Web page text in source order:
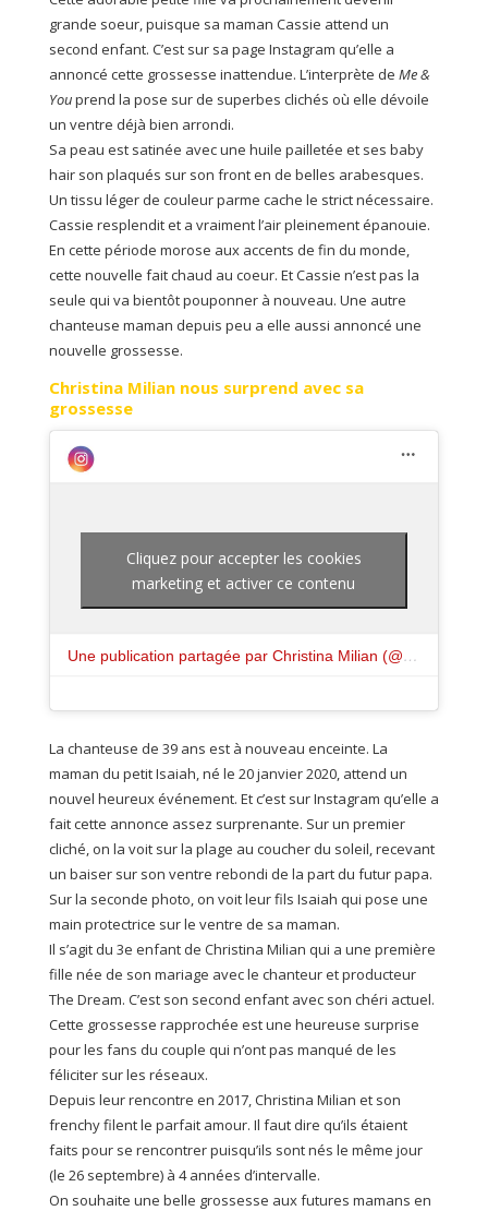
grande soeur, puisque sa maman Cassie attend un
second enfant. C’est sur sa page Instagram qu’elle a
annoncé cette grossesse inattendue. L’interprète de Me &
Youprend la pose sur de superbes clichés où elle dévoile
un ventre déjà bien arrondi.
Sa peau est satinée avec une huile pailletée et ses baby
hair son plaqués sur son front en de belles arabesques.
Un tissu léger de couleur parme cache le strict nécessaire.
Cassie resplendit et a vraiment l’air pleinement épanouie.
En cette période morose aux accents de fin du monde,
cette nouvelle fait chaud au coeur. Et Cassie n’est pas la
seule qui va bientôt pouponner à nouveau. Une autre
chanteuse maman depuis peu a elle aussi annoncé une
nouvelle grossesse.
Christina Milian nous surprend avec sa
grossesse
Une publication partagée par Christina Milian (@christinamilian)
Cliquez pour accepter les cookies
marketing et activer ce contenu
La chanteuse de 39 ans est à nouveau enceinte. La
maman du petit Isaiah, né le 20 janvier 2020, attend un
nouvel heureux événement. Et c’est sur Instagram qu’elle a
fait cette annonce assez surprenante. Sur un premier
cliché, on la voit sur la plage au coucher du soleil, recevant
un baiser sur son ventre rebondi de la part du futur papa.
Sur la seconde photo, on voit leur fils Isaiah qui pose une
main protectrice sur le ventre de sa maman.
Il s’agit du 3e enfant de Christina Milian qui a une première
fille née de son mariage avec le chanteur et producteur
The Dream. C’est son second enfant avec son chéri actuel.
Cette grossesse rapprochée est une heureuse surprise
pour les fans du couple qui n’ont pas manqué de les
féliciter sur les réseaux.
Depuis leur rencontre en 2017, Christina Milian et son
frenchy filent le parfait amour. Il faut dire qu’ils étaient
faits pour se rencontrer puisqu’ils sont nés le même jour
(le 26 septembre) à 4 années d’intervalle.
On souhaite une belle grossesse aux futures mamans en